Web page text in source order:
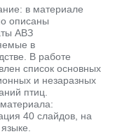
в материале
описаны
АВЗ
в
В работе
список основных
и незаразных
птиц.
40 слайдов, на